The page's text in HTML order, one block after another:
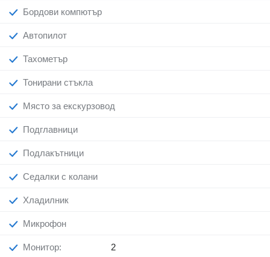
Бордови компютър
Автопилот
Тахометър
Тонирани стъкла
Място за екскурзовод
Подглавници
Подлакътници
Седалки с колани
Хладилник
Микрофон
Монитор: 2